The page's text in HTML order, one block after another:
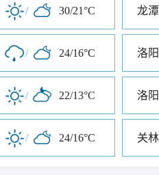
/ 30/21°C 龙
/ 24/16°C 洛
/ 22/13°C 洛
/ 24/16°C 关